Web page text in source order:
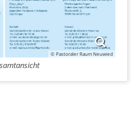
© Pastoraler Raum Neuwied